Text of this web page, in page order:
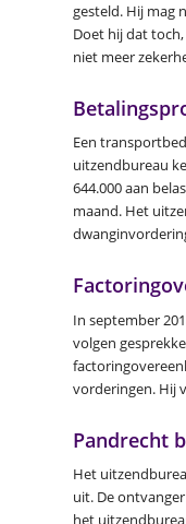
gesteld. Hij mag
Doet hij dat
niet meer
Een
uitzendbureau
644.000 aan
maand. Het
In september
volgen
vorderingen. Hij
Pandrecht
Het
uit. De
het